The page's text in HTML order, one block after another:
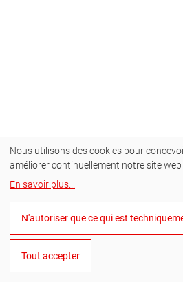
Nous utilisons des cookies pour
améliorer continuellement notre site web
En savoir plus
N'autoriser que ce qui est
Tout accepter